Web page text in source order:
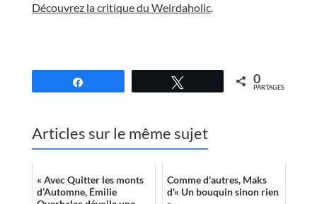
Découvrez la critique du Weirdaholic.
0
PARTAGES
Articles sur le même sujet
« Avec Quitter les monts
d’Automne, Émilie
Comme d'autres, Maks
d'« Un bouquin sinon rien